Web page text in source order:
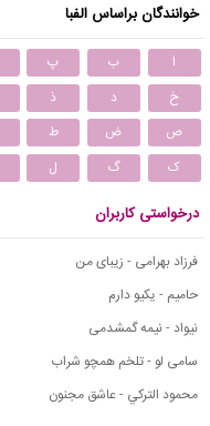
خوانندگان براساس الفبا
ا ب پ
خ
د ذ
ص
ض ط
ک
گ ل
درخواستی کاربران
فرزاد بهرامی - زیبای من
حامیم - یکیو دارم
نیواد - نیمه گمشدمی
سامی لو - تلخم همچو شراب
محمود التركي - عاشق مجنون